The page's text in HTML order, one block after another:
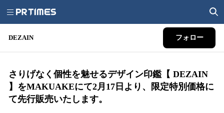
DEZAIN フォロー
さりげなく個性を魅せるデザイン印鑑【 DEZAIN
】をMAKUAKEにて2月17日より、限定特別価格に
て先⾏販売いたします。